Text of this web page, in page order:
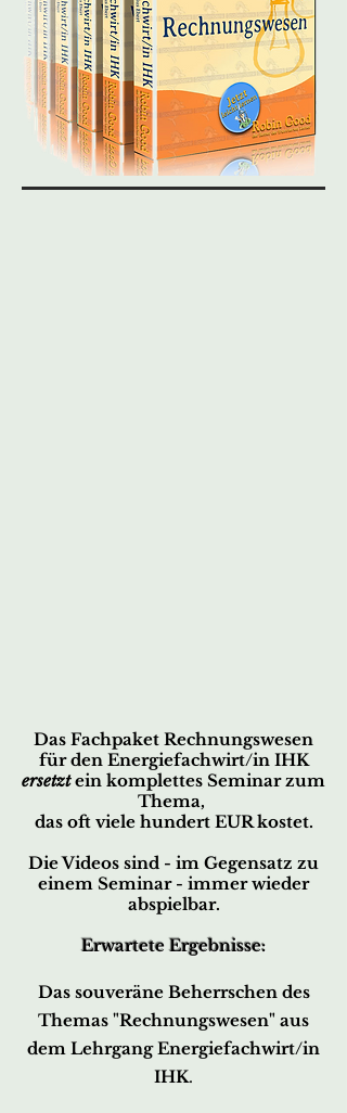
Das Fachpaket Rechnungswesen
für den Energiefachwirt/in IHK
ersetzt ein komplettes Seminar zum
Thema,
das oft viele hundert EUR kostet.
Die Videos sind - im Gegensatz zu
einem Seminar - immer wieder
abspielbar.
Erwartete Ergebnisse:
Das souveräne Beherrschen des
Themas "Rechnungswesen" aus
dem Lehrgang Energiefachwirt/in
IHK.